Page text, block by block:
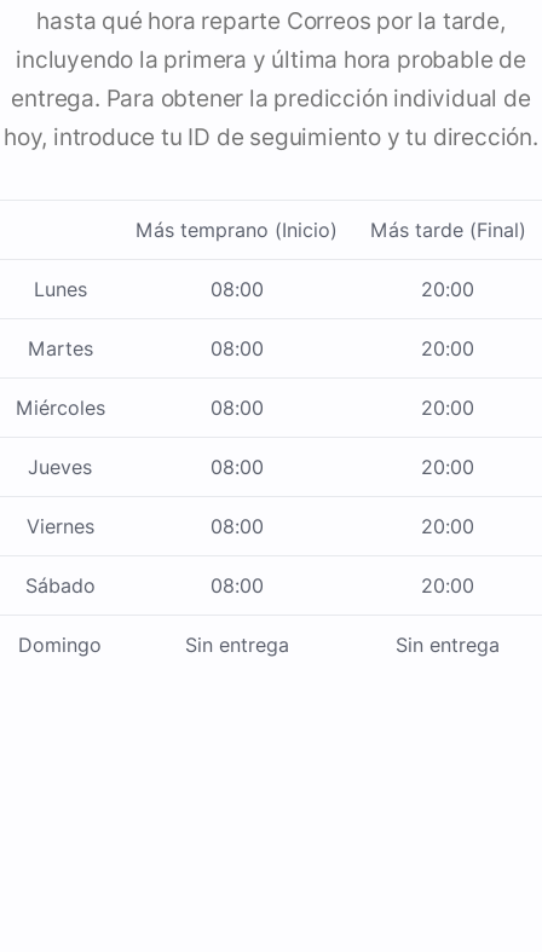
hasta qué hora reparte Correos por la tarde,
incluyendo la primera y última hora probable de
entrega. Para obtener la predicción individual de
hoy, introduce tu ID de seguimiento y tu dirección.
Más temprano (Inicio) Más tarde (Final)
Lunes 08:00 20:00
Martes 08:00 20:00
Miércoles 08:00 20:00
Jueves 08:00 20:00
Viernes 08:00 20:00
Sábado 08:00 20:00
Domingo Sin entrega Sin entrega